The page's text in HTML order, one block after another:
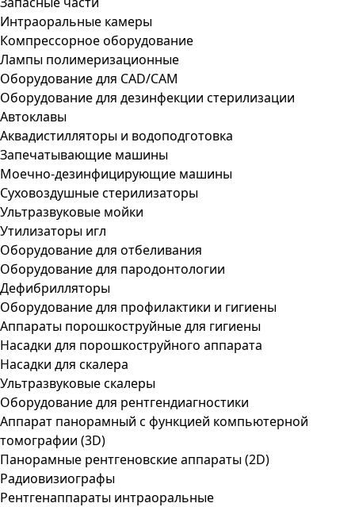
Интраоральные камеры
Компрессорное оборудование
Лампы полимеризационные
Оборудование для CAD/CAM
Оборудование для дезинфекции стерилизации
Автоклавы
Аквадистилляторы и водоподготовка
Запечатывающие машины
Моечно-дезинфицирующие машины
Суховоздушные стерилизаторы
Ультразвуковые мойки
Утилизаторы игл
Оборудование для отбеливания
Оборудование для пародонтологии
Дефибрилляторы
Оборудование для профилактики и гигиены
Аппараты порошкоструйные для гигиены
Насадки для порошкоструйного аппарата
Насадки для скалера
Ультразвуковые скалеры
Оборудование для рентгендиагностики
Аппарат панорамный с функцией компьютерной
томографии (3D)
Панорамные рентгеновские аппараты (2D)
Радиовизиографы
Рентгенаппараты интраоральные